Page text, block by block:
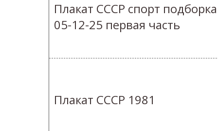
Плакат СССР спорт подборка
05-12-25 первая часть
Плакат СССР 1981